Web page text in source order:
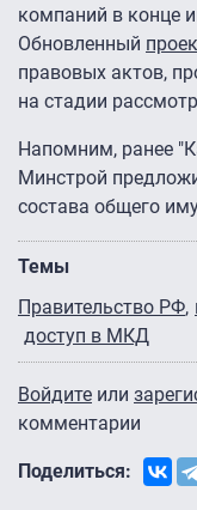
компаний в конце
Обновленный
правовых актов,
на стадии
Напомним, ранее
Минстрой
состава общего
Темы
Правительство РФ
доступ в МКД
Войдите или
комментарии
Поделиться: